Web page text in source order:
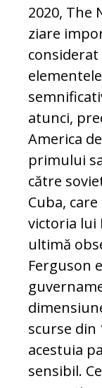
2020, The
ziare
atunci,
America
primului
către
Cuba,
victoria lui
ultimă
Ferguson
scurse din
acestuia
sensibil.